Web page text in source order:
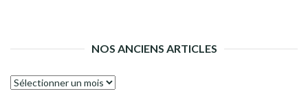
NOS ANCIENS ARTICLES
Nos